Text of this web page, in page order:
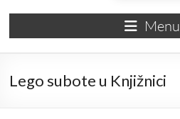
Menu
Lego subote u Knjižnici